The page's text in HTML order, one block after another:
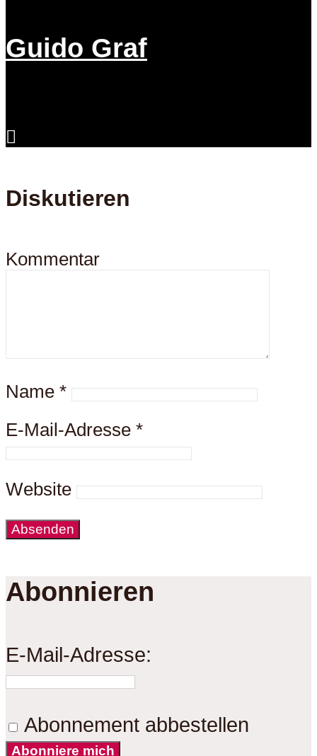
Guido Graf
Diskutieren
Kommentar
Name *
E-Mail-Adresse *
Website
Abonnieren
E-Mail-Adresse:
Abonnement abbestellen
Abonniere mich